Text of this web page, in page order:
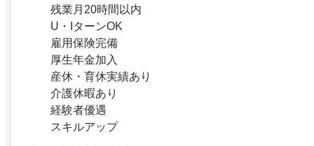
残業月20時間以内
U・IターンOK
雇用保険完備
厚生年金加入
産休・育休実績あり
介護休暇あり
経験者優遇
スキルアップ